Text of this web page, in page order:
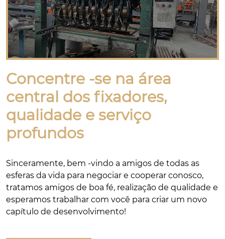
Concentre -se na área
central dos fixadores,
qualidade e serviço
profundos
Sinceramente, bem -vindo a amigos de todas as
esferas da vida para negociar e cooperar conosco,
tratamos amigos de boa fé, realização de qualidade e
esperamos trabalhar com você para criar um novo
capítulo de desenvolvimento!